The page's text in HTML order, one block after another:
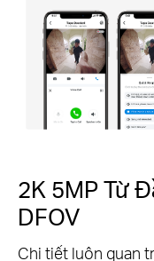
2K 5MP Từ
DFOV
Chi tiết luôn quan